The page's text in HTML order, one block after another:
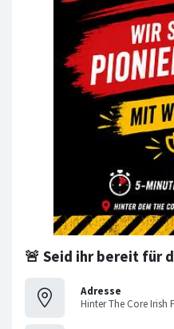
🚨 Seid ihr bereit für
Adresse
Hinter The Core Irish